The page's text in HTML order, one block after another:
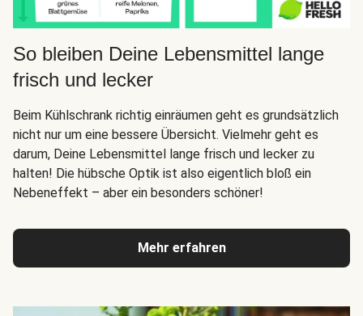
So bleiben Deine Lebensmittel lange
frisch und lecker
Beim Kühlschrank richtig einräumen geht es grundsätzlich
nicht nur um eine bessere Übersicht. Vielmehr geht es
darum, Deine Lebensmittel lange frisch und lecker zu
halten! Die hübsche Optik ist also eigentlich bloß ein
Nebeneffekt – aber ein besonders schöner!
Mehr erfahren